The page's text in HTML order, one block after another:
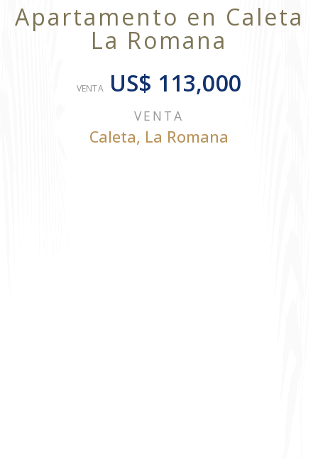
Apartamento en Caleta
La Romana
VENTA US$ 113,000
VENTA
Caleta, La Romana